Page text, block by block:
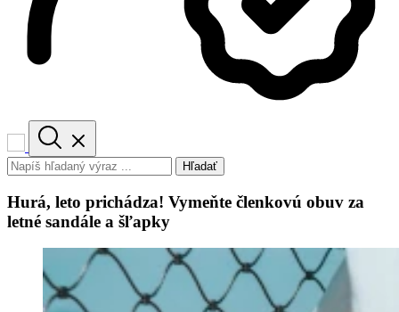
Hľadať
Hurá, leto prichádza! Vymeňte členkovú obuv za
letné sandále a šľapky